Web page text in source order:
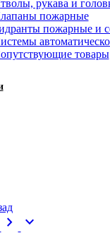
рукава и
пожарные
пожарные и
товары
chevron_right expand_more